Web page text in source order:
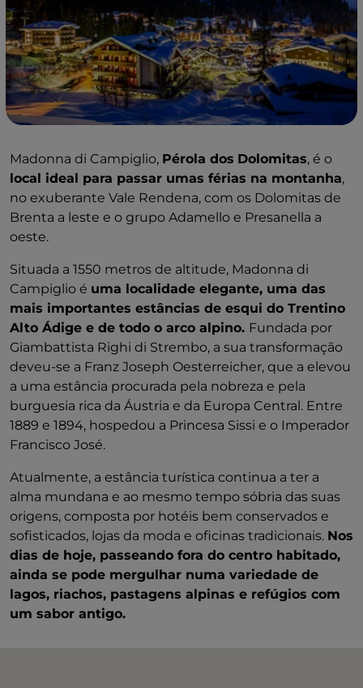
Madonna di Campiglio, Pérola dos Dolomitas, é o
local ideal para passar umas férias na montanha,
no exuberante Vale Rendena, com os Dolomitas de
Brenta a leste e o grupo Adamello e Presanella a
oeste.
Situada a 1550 metros de altitude, Madonna di
Campiglio é uma localidade elegante, uma das
mais importantes estâncias de esqui do Trentino
Alto Ádige e de todo o arco alpino. Fundada por
Giambattista Righi di Strembo, a sua transformação
deveu-se a Franz Joseph Oesterreicher, que a elevou
a uma estância procurada pela nobreza e pela
burguesia rica da Áustria e da Europa Central. Entre
1889 e 1894, hospedou a Princesa Sissi e o Imperador
Francisco José.
Atualmente, a estância turística continua a ter a
alma mundana e ao mesmo tempo sóbria das suas
origens, composta por hotéis bem conservados e
sofisticados, lojas da moda e oficinas tradicionais. Nos
dias de hoje, passeando fora do centro habitado,
ainda se pode mergulhar numa variedade de
lagos, riachos, pastagens alpinas e refúgios com
um sabor antigo.